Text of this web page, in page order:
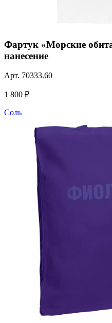
Фартук «Морские
нанесение
Арт. 70333.60
1 800 ₽
Соль